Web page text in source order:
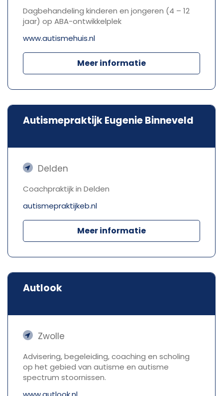
Dagbehandeling kinderen en jongeren (4 – 12
jaar) op ABA-ontwikkelplek
www.autismehuis.nl
Meer informatie
Autismepraktijk Eugenie Binneveld
Delden
Coachpraktijk in Delden
autismepraktijkeb.nl
Meer informatie
Autlook
Zwolle
Advisering, begeleiding, coaching en scholing
op het gebied van autisme en autisme
spectrum stoornissen.